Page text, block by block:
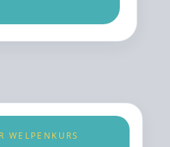
WELPENKURS